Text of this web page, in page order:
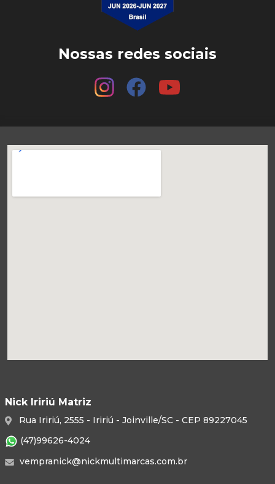
Nossas redes sociais
Nick Iririú Matriz
Rua Iririú, 2555 - Iririú - Joinville/SC - CEP 89227045
(47)99626-4024
vempranick@nickmultimarcas.com.br